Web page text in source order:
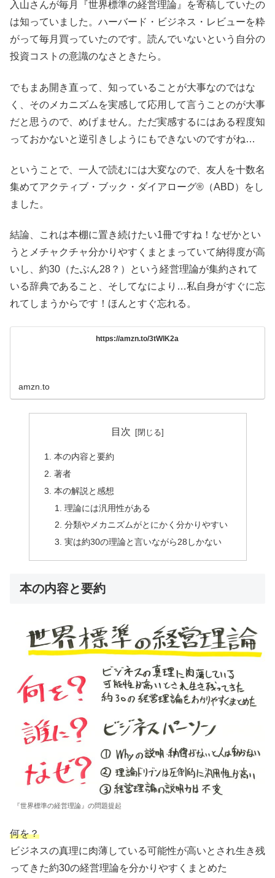
入山さんが毎月『世界標準の経営理論』を寄稿していたの
は知っていました。ハーバード・ビジネス・レビューを粋
がって毎月買っていたのです。読んでいないという自分の
投資コストの意識のなさときたら。
でもまあ開き直って、知っていることが大事なのではな
く、そのメカニズムを実感して応用して言うことのが大事
だと思うので、めげません。ただ実感するにはある程度知
っておかないと逆引きしようにもできないのですがね…
ということで、一人で読むには大変なので、友人を十数名
集めてアクティブ・ブック・ダイアローグ®（ABD）をし
ました。
結論、これは本棚に置き続けたい1冊ですね！なぜかとい
うとメチャクチャ分かりやすくまとまっていて納得度が高
いし、約30（たぶん28？）という経営理論が集約されて
いる辞典であること、そしてなにより…私自身がすぐに忘
れてしまうからです！ほんとすぐ忘れる。
https://amzn.to/3tWlK2a
amzn.to
目次
本の内容と要約
著者
本の解説と感想
理論には汎用性がある
分類やメカニズムがとにかく分かりやすい
実は約30の理論と言いながら28しかない
本の内容と要約
『世界標準の経営理論』の問題提起
何を？
ビジネスの真理に肉薄している可能性が高いとされ生き残
ってきた約30の経営理論を分かりやすくまとめた